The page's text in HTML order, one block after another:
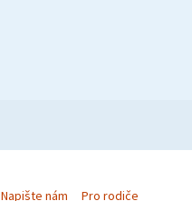
Napište nám Pro rodiče